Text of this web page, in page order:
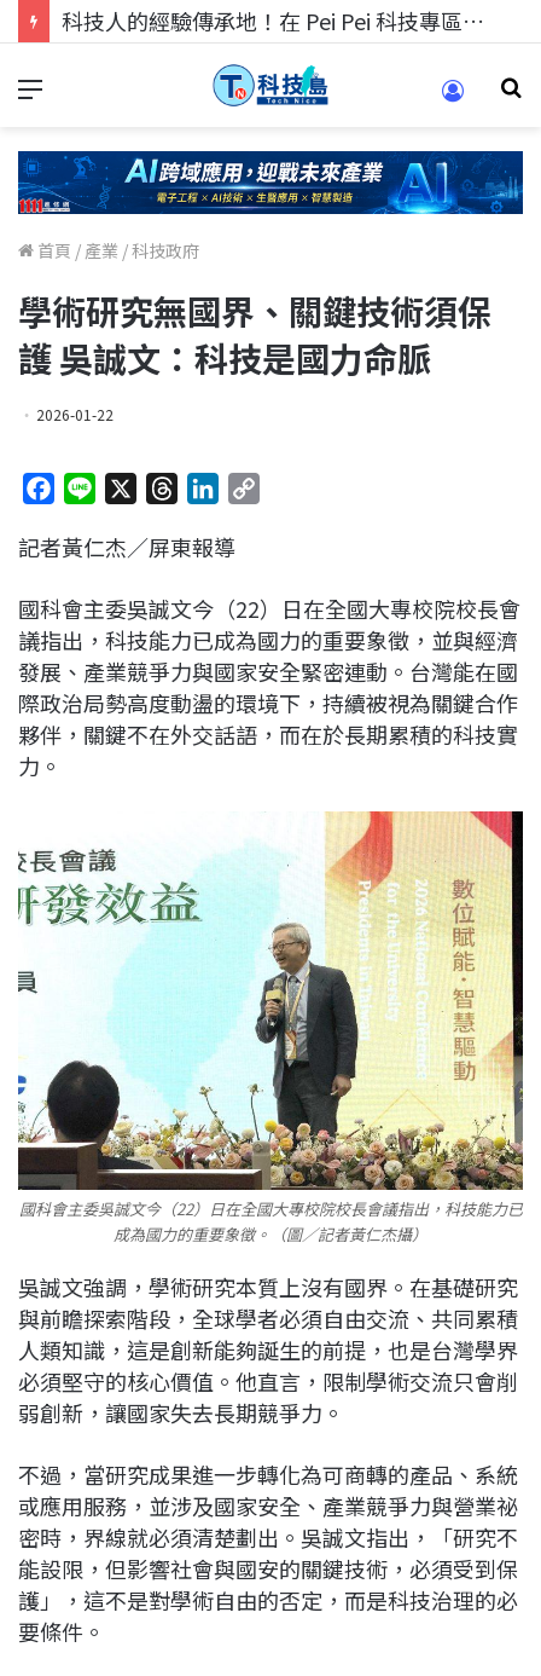
科技人的經驗傳承地！在 Pei Pei 科技專區，與學弟妹交流最硬核的技術
首頁 / 產業 /科技政府
學術研究無國界、關鍵技術須保
護 吳誠文：科技是國力命脈
2026-01-22
c
b
o
o
k
n
r
a
d
s
n
e
d
I
n
L
i
n
k
記者黃仁杰／屏東報導
國科會主委吳誠文今（22）日在全國大專校院校長會
議指出，科技能力已成為國力的重要象徵，並與經濟
發展、產業競爭力與國家安全緊密連動。台灣能在國
際政治局勢高度動盪的環境下，持續被視為關鍵合作
夥伴，關鍵不在外交話語，而在於長期累積的科技實
力。
國科會主委吳誠文今（22）日在全國大專校院校長會議指出，科技能力已
成為國力的重要象徵。（圖／記者黃仁杰攝）
吳誠文強調，學術研究本質上沒有國界。在基礎研究
與前瞻探索階段，全球學者必須自由交流、共同累積
人類知識，這是創新能夠誕生的前提，也是台灣學界
必須堅守的核心價值。他直言，限制學術交流只會削
弱創新，讓國家失去長期競爭力。
不過，當研究成果進一步轉化為可商轉的產品、系統
或應用服務，並涉及國家安全、產業競爭力與營業祕
密時，界線就必須清楚劃出。吳誠文指出，「研究不
能設限，但影響社會與國安的關鍵技術，必須受到保
護」，這不是對學術自由的否定，而是科技治理的必
要條件。